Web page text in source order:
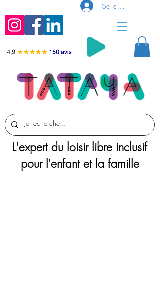
Se connecter
L'expert du loisir libre inclusif
pour l'enfant et la famille